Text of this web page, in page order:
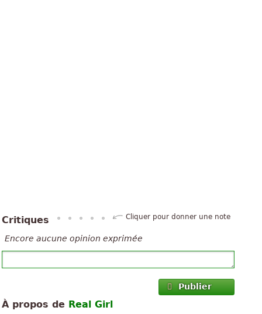
Critiques Cliquer pour donner une note
Encore aucune opinion exprimée
Publier
À propos de Real Girl